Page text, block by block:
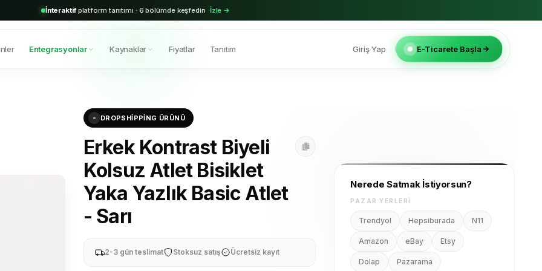
aktif bayi · Shopify & Trendyol entegrasyonu hazır Hemen başla →
Entegrasyonlar Kaynaklar Fiyatlar Tanıtım Giriş Yap E-Ticarete Başla
DROPSHIPPING ÜRÜNÜ
Erkek Kontrast Biyeli
Kolsuz Atlet Bisiklet
Yaka Yazlık Basic Atlet
- Sarı
2-3 gün teslimat Stoksuz satış Ücretsiz kayıt
Nerede Satmak İstiyorsun?
PAZAR YERLERI
Trendyol Hepsiburada N11
Amazon eBay Etsy
Dolap Pazarama